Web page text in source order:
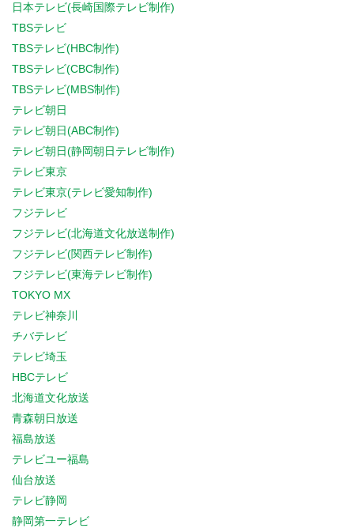
日本テレビ(長崎国際テレビ制作)
TBSテレビ
TBSテレビ(HBC制作)
TBSテレビ(CBC制作)
TBSテレビ(MBS制作)
テレビ朝日
テレビ朝日(ABC制作)
テレビ朝日(静岡朝日テレビ制作)
テレビ東京
テレビ東京(テレビ愛知制作)
フジテレビ
フジテレビ(北海道文化放送制作)
フジテレビ(関西テレビ制作)
フジテレビ(東海テレビ制作)
TOKYO MX
テレビ神奈川
チバテレビ
テレビ埼玉
HBCテレビ
北海道文化放送
青森朝日放送
福島放送
テレビユー福島
仙台放送
テレビ静岡
静岡第一テレビ